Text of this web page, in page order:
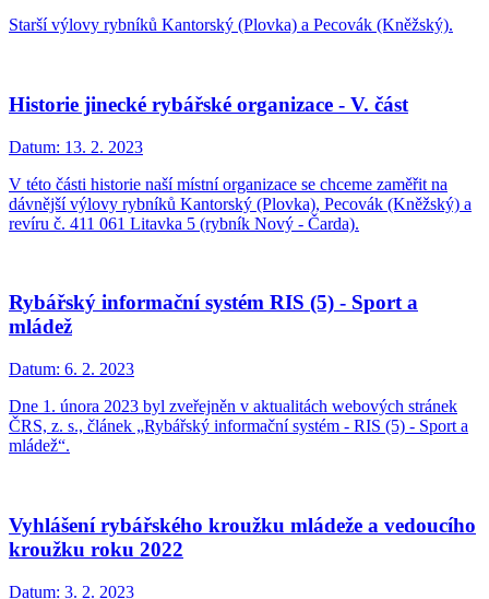
Starší výlovy rybníků Kantorský (Plovka) a Pecovák (Kněžský).
Historie jinecké rybářské organizace - V. část
Datum: 13. 2. 2023
V této části historie naší místní organizace se chceme zaměřit na
dávnější výlovy rybníků Kantorský (Plovka), Pecovák (Kněžský) a
revíru č. 411 061 Litavka 5 (rybník Nový - Čarda).
Rybářský informační systém RIS (5) - Sport a
mládež
Datum: 6. 2. 2023
Dne 1. února 2023 byl zveřejněn v aktualitách webových stránek
ČRS, z. s., článek „Rybářský informační systém - RIS (5) - Sport a
mládež“.
Vyhlášení rybářského kroužku mládeže a vedoucího
kroužku roku 2022
Datum: 3. 2. 2023